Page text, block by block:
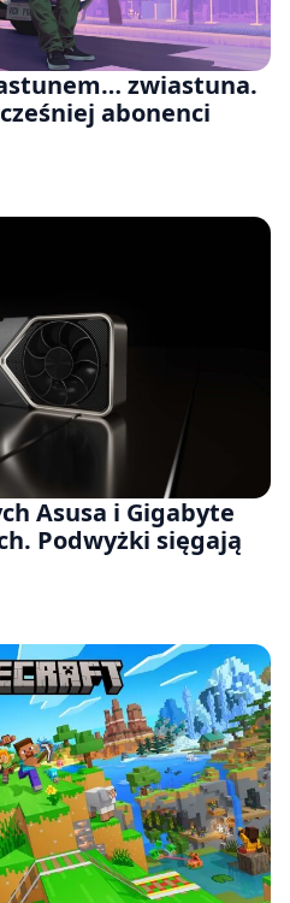
zwiastuna.
abonenci
Asusa i Gigabyte
Podwyżki sięgają